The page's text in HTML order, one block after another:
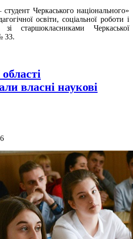
Черкаського національного»
освіти, соціальної роботи і
зі старшокласниками Черкаської
33.
власні наукові